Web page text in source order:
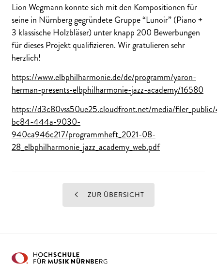
Lion Wegmann konnte sich mit den Kompositionen für
seine in Nürnberg gegründete Gruppe “Lunoir” (Piano +
3 klassische Holzbläser) unter knapp 200 Bewerbungen
für dieses Projekt qualifizieren. Wir gratulieren sehr
herzlich!
https://www.elbphilharmonie.de/de/programm/yaron-
herman-presents-elbphilharmonie-jazz-academy/16580
https://d3c80vss50ue25.cloudfront.net/media/
bc84-444a-9030-
940ca946c217/programmheft_2021-08-
28_elbphilharmonie_jazz_academy_web.pdf
ZUR ÜBERSICHT